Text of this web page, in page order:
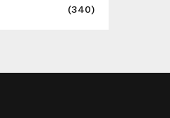
(340)